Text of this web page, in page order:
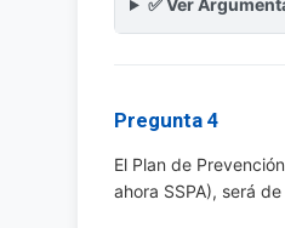
✅ Ver
Pregunta 4
El Plan de
ahora SSPA), será